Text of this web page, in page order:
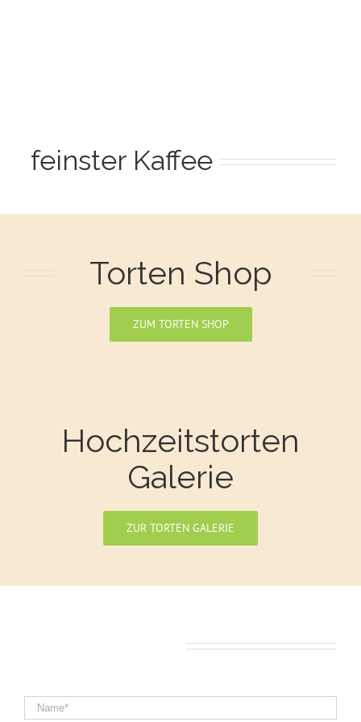
feinster Kaffee
Torten Shop
ZUM TORTEN SHOP
Hochzeitstorten
Galerie
ZUR TORTEN GALERIE